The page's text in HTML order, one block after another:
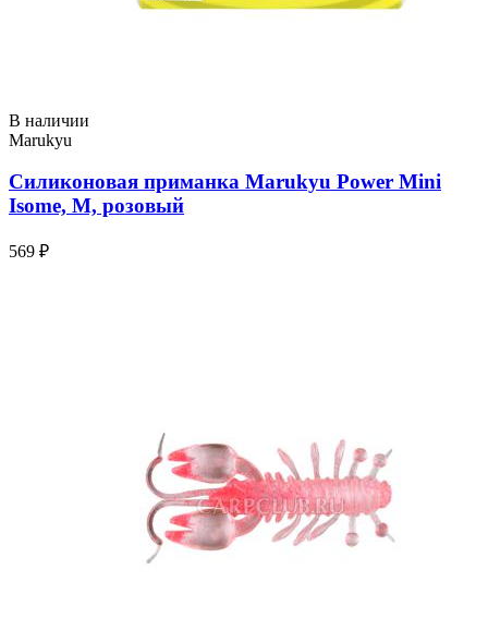
В наличии
Marukyu
Силиконовая приманка Marukyu Power Mini
Isome, M, розовый
569 ₽